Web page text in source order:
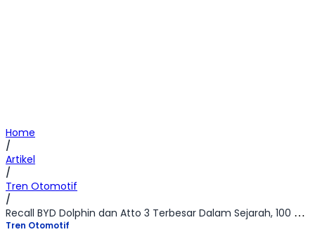
Home
/
Artikel
/
Tren Otomotif
/
Recall BYD Dolphin dan Atto 3 Terbesar Dalam Sejarah, 100 Ribu Unit Berisiko Terbakar
Tren Otomotif